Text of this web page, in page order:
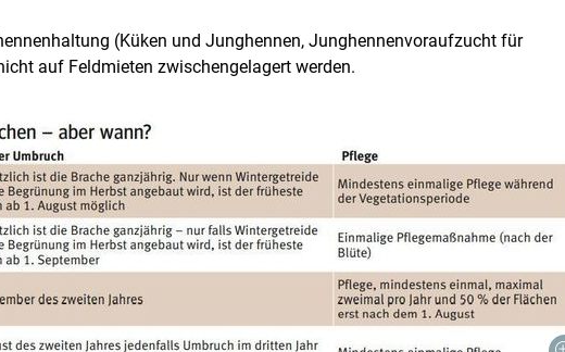
(Küken und Junghennen, Junghennenvoraufzucht für
auf Feldmieten zwischengelagert werden.